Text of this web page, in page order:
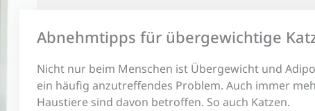
Abnehmtipps für übergewichtige
Nicht nur beim Menschen ist Übergewicht und
ein häufig anzutreffendes Problem. Auch immer
Haustiere sind davon betroffen. So auch Katzen.